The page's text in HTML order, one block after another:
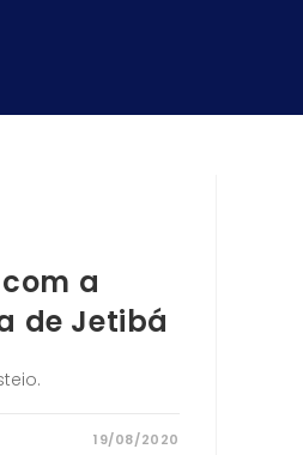
a
de Jetibá
19/08/2020